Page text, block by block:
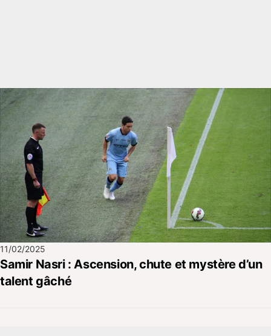
11/02/2025
Samir Nasri : Ascension, chute et mystère d’un
talent gâché